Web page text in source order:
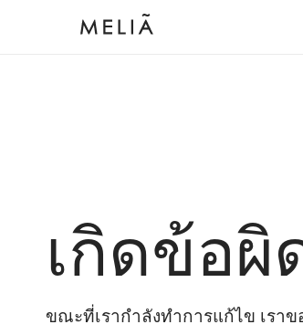
เกิดข้อ
ขณะที่เรากำลังทำการแก้ไข เรา